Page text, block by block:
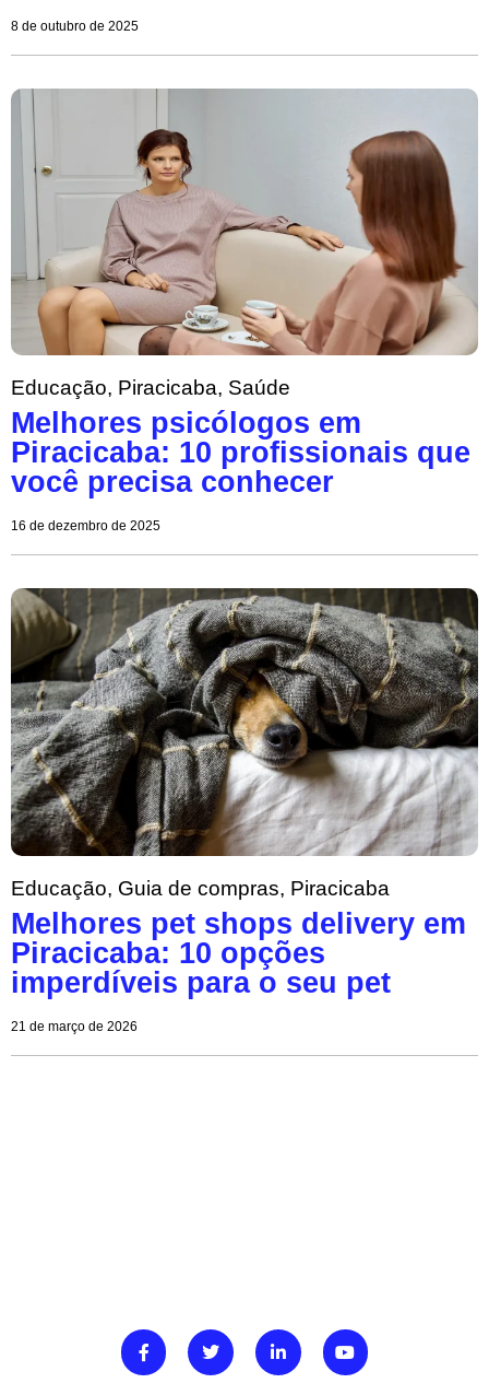
8 de outubro de 2025
Educação, Piracicaba, Saúde
Melhores psicólogos em
Piracicaba: 10 profissionais que
você precisa conhecer
16 de dezembro de 2025
Educação, Guia de compras, Piracicaba
Melhores pet shops delivery em
Piracicaba: 10 opções
imperdíveis para o seu pet
21 de março de 2026